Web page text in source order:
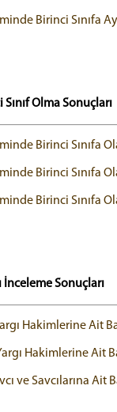
Birinci Sınıfa
Olma Sonuçları
Birinci Sınıfa
Birinci Sınıfa
Birinci Sınıfa
İnceleme Sonuçları
Hakimlerine Ait
Hakimlerine Ait
ve Savcılarına Ait